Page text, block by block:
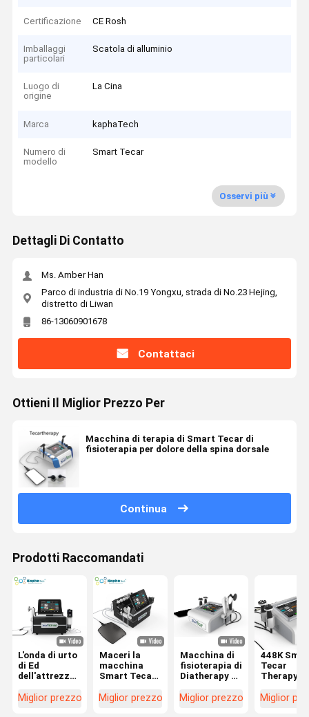
Certificazione CE Rosh
Imballaggi
particolari
Scatola di alluminio
Luogo di
origine
La Cina
Marca kaphaTech
Numero di
modello
Smart Tecar
Osservi più
Dettagli Di Contatto
Ms. Amber Han
Parco di industria di No.19 Yongxu, strada di No.23 Hejing,
distretto di Liwan
86-13060901678
Contattaci
Ottieni Il Miglior Prezzo Per
Macchina di terapia di Smart Tecar di
fisioterapia per dolore della spina dorsale
Continua
Prodotti Raccomandati
L'onda di urto
di Ed
dell'attrezzatura
diatermia di
Miglior prezzo
Maceri la
macchina
Smart Tecar
sollievo dal
Miglior prezzo
Macchina di
fisioterapia di
Diatherapy di
Tecar con
Miglior prezzo
448K
Tecar
Therapy
Diatermia
Miglior